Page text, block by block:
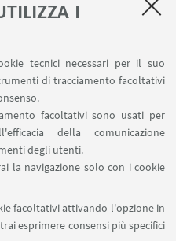
I
tecnici necessari per il suo
di tracciamento facoltativi
facoltativi sono usati per
della comunicazione
degli utenti.
la navigazione solo con i cookie
facoltativi attivando l'opzione in
esprimere consensi più specifici
SU: